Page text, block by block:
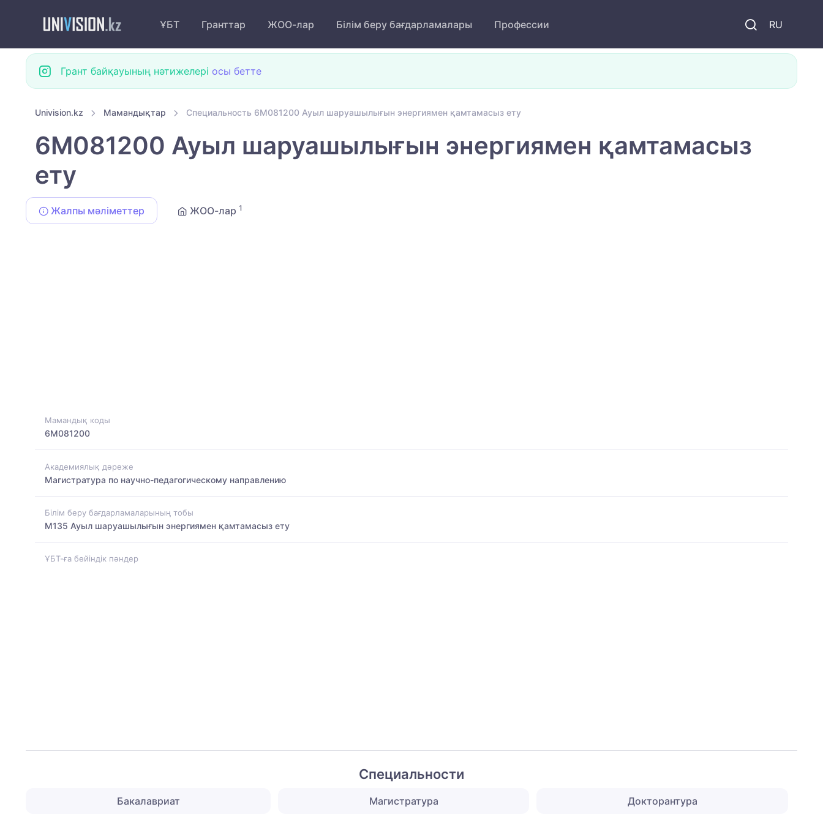
RU
ҰБТ Гранттар ЖОО-лар Білім беру бағдарламалары Профессии
Грант байқауының нәтижелері осы бетте
Univision.kz Мамандықтар Специальность 6M081200 Ауыл шаруашылығын энергиямен қамтамасыз ету
6M081200 Ауыл шаруашылығын энергиямен қамтамасыз
ету
Жалпы мәліметтер ЖОО-лар 1
Мамандық коды
6M081200
Академиялық дәреже
Магистратура по научно-педагогическому направлению
Білім беру бағдарламаларының тобы
M135 Ауыл шаруашылығын энергиямен қамтамасыз ету
ҰБТ-ға бейіндік пәндер
Специальности
Бакалавриат Магистратура Докторантура